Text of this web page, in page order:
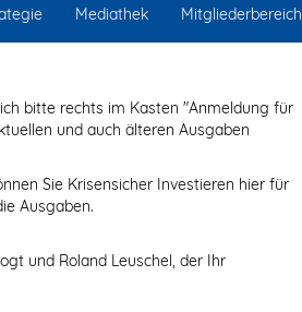
Mediathek Mitgliederbereich
bitte rechts im Kasten "Anmeldung für
und auch älteren Ausgaben
Sie Krisensicher Investieren hier für
Ausgaben.
und Roland Leuschel, der Ihr